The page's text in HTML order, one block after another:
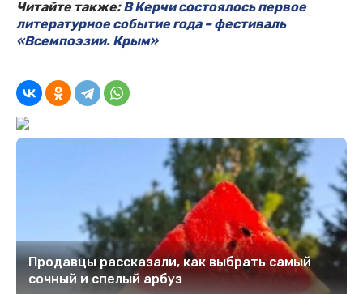
Читайте также:В Керчи состоялось первое
литературное событие года – фестиваль
«Всемпоэзии. Крым»
Продавцы рассказали, как выбрать самый
сочный и спелый арбуз